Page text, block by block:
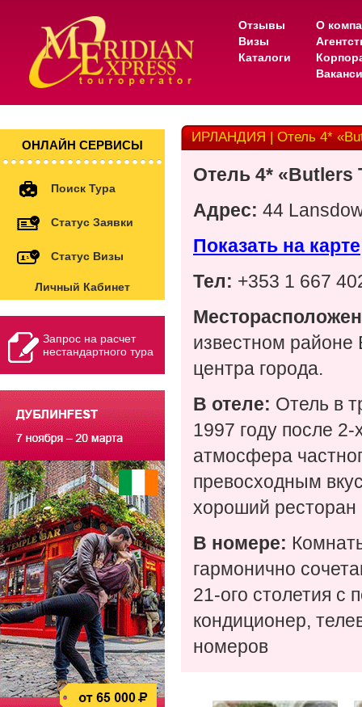
Отзывы
Визы
Каталоги
О
ОНЛАЙН СЕРВИСЫ
Поиск Тура
Статус Заявки
Статус Визы
Личный Кабинет
Запрос на расчет
нестандартного тура
ИРЛАНДИЯ | Отель 4*
Отель 4* «Butlers
Адрес: 44
Показать на карте
Тел: +353 1 667
известном районе
центра города.
В отеле: Отель в
1997 году после
атмосфера
превосходным
хороший ресторан
В номере:
гармонично
21-ого столетия с
кондиционер,
номеров